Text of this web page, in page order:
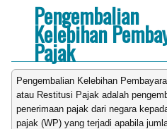
Pengembalian
Kelebihan
Pajak
Pengembalian Kelebihan
atau Restitusi Pajak adalah
penerimaan pajak dari negara
pajak (WP) yang terjadi apabila